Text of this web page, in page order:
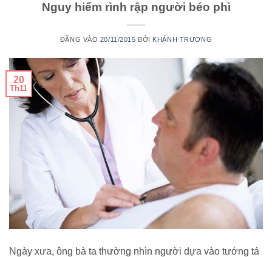
Nguy hiểm rình rập người béo phì
ĐĂNG VÀO 20/11/2015 BỞI KHÁNH TRƯƠNG
20
Th11
Ngày xưa, ông bà ta thường nhìn người dựa vào tướng tá